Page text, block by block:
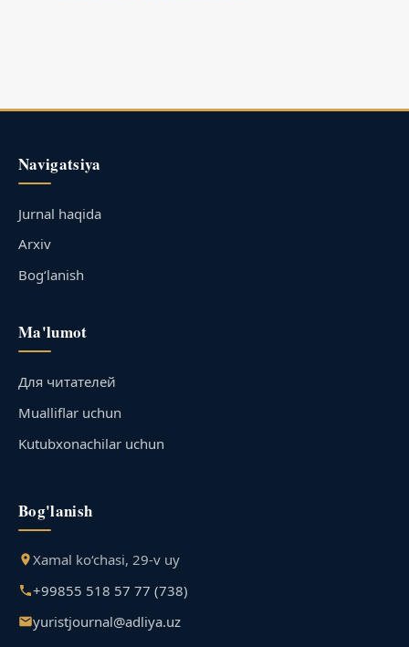
Navigatsiya
Jurnal haqida
Arxiv
Bog‘lanish
Ma'lumot
Для читателей
Mualliflar uchun
Kutubxonachilar uchun
Bog'lanish
Xamal ko‘chasi, 29-v uy
+99855 518 57 77 (738)
yuristjournal@adliya.uz